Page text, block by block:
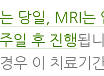
당일, MRI는
일 후 진행됩
우 이 치료기